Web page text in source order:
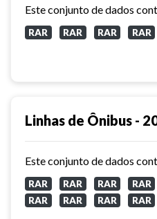
RAR RAR RAR RAR
Linhas de Ônibus -
RAR RAR RAR RAR
RAR
RAR RAR RAR